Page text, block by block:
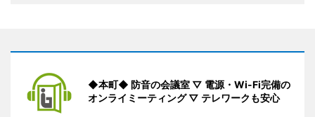
◆本町◆ 防音の会議室 ▽ 電源・Wi-Fi完備の
オンライミーティング ▽ テレワークも安心